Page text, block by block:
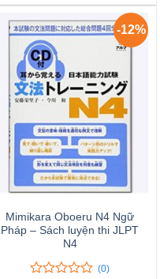
giá
-12%
Mimikara Oboeru N4 Ngữ
Pháp – Sách luyện thi JLPT
N4
(0)